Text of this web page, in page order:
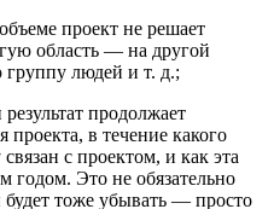
проект не решает
область — на другой
группу людей и т. д.;
продолжает
проекта, в течение какого
с проектом, и как эта
годом. Это не обязательно
будет тоже убывать — просто